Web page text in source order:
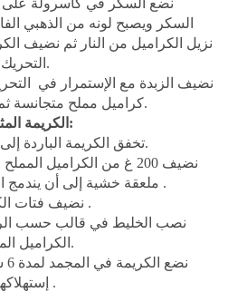
التحريك.
كراميل مملح متجانسة ثم نتركها تبرد قليلا.
الكريمة المثلجة:
- تخفق الكريمة الباردة إلى شانتيي سميكة.
ملعقة خشية إلى أن يندمج الكراميل مع الكريمة .
- نضيف فتات الكوكيز .
الكراميل المملح.
إستهلاكها .